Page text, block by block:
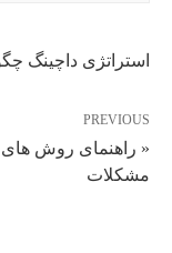
استراتژی داچینگ
PREVIOUS
« راهنمای روش
مشکلات